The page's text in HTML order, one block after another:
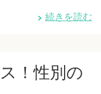
続きを読む
！性別の